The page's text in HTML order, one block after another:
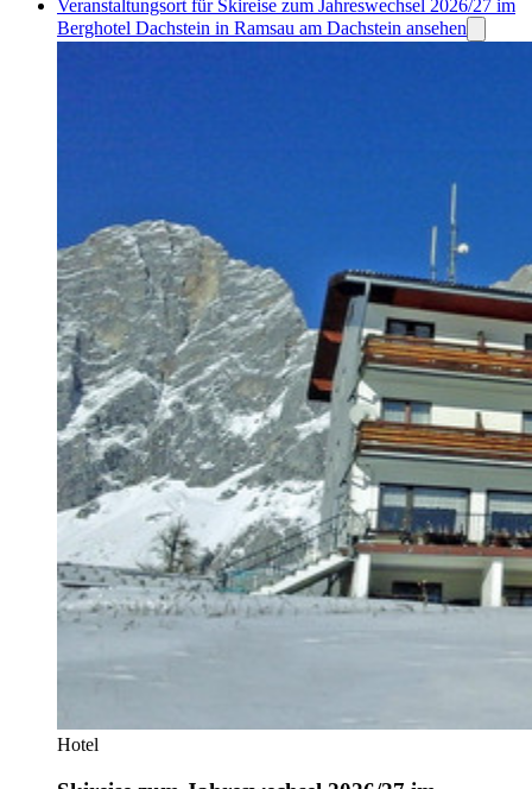
Veranstaltungsort für Skireise zum Jahreswechsel 2026/27 im
Berghotel Dachstein in Ramsau am Dachstein ansehen
Hotel